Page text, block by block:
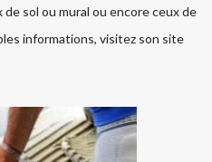
sol ou mural ou encore ceux de
informations, visitez son site